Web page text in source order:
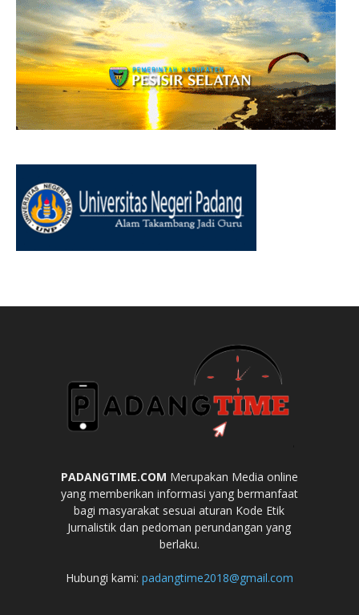
PADANGTIME.COM Merupakan Media online
yang memberikan informasi yang bermanfaat
bagi masyarakat sesuai aturan Kode Etik
Jurnalistik dan pedoman perundangan yang
berlaku.
Hubungi kami: padangtime2018@gmail.com